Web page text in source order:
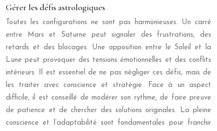
Gérer les défis astrologiques
Toutes les configurations ne sont pas harmonieuses. Un carré
entre Mars et Saturne peut signaler des frustrations, des
retards et des blocages. Une opposition entre le Soleil et la
Lune peut provoquer des tensions émotionnelles et des conflits
intérieurs. Il est essentiel de ne pas négliger ces défis, mais de
les traiter avec conscience et stratégie. Face à un aspect
difficile, il est conseillé de modérer son rythme, de faire preuve
de patience et de chercher des solutions originales. La pleine
conscience et l’adaptabilité sont fondamentales pour franchir